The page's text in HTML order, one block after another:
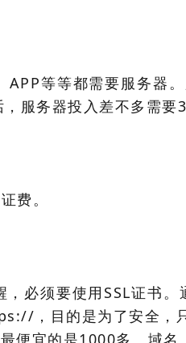
等等都需要服务器
服务器投入差不多需要
费。
必须要使用SSL证书
，目的是为了安全，
便宜的是1000多。 域名